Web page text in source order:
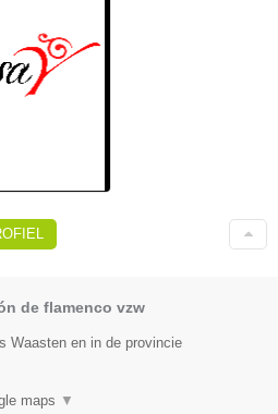
de flamenco vzw
Waasten en in de provincie
maps ▼